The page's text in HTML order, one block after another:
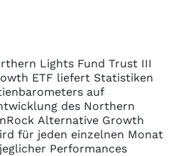
Lights Fund Trust III
ETF liefert Statistiken
auf
des Northern
Alternative Growth
für jeden einzelnen Monat
Performances